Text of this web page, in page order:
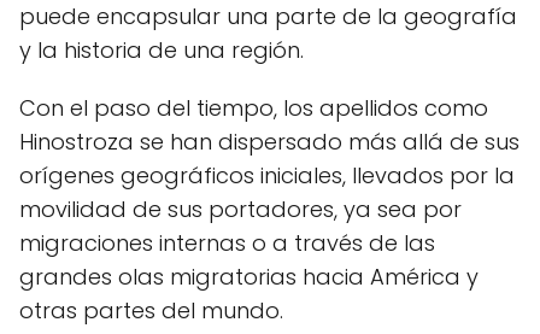
puede encapsular una parte de la geografía
y la historia de una región.
Con el paso del tiempo, los apellidos como
Hinostroza se han dispersado más allá de sus
orígenes geográficos iniciales, llevados por la
movilidad de sus portadores, ya sea por
migraciones internas o a través de las
grandes olas migratorias hacia América y
otras partes del mundo.